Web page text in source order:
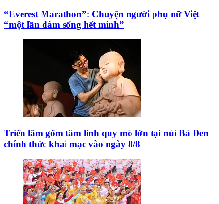
“Everest Marathon”: Chuyện người phụ nữ Việt
“một lần dám sống hết mình”
Triển lãm gốm tâm linh quy mô lớn tại núi Bà Đen
chính thức khai mạc vào ngày 8/8